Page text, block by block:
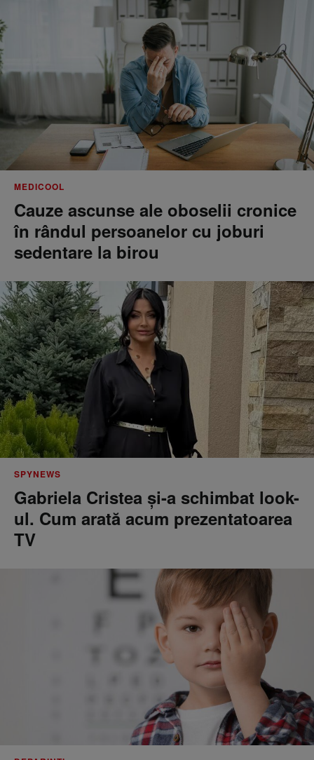
MEDICOOL
Cauze ascunse ale oboselii cronice
în rândul persoanelor cu joburi
sedentare la birou
SPYNEWS
Gabriela Cristea și-a schimbat look-
ul. Cum arată acum prezentatoarea
TV